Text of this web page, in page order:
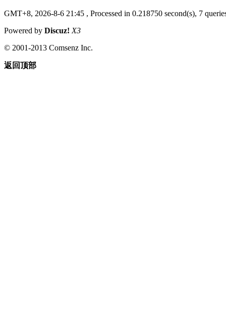
GMT+8, 2026-8-6 21:45 , Processed in 0.218750 second(s), 7
Powered by Discuz! X3
© 2001-2013 Comsenz Inc.
返回顶部